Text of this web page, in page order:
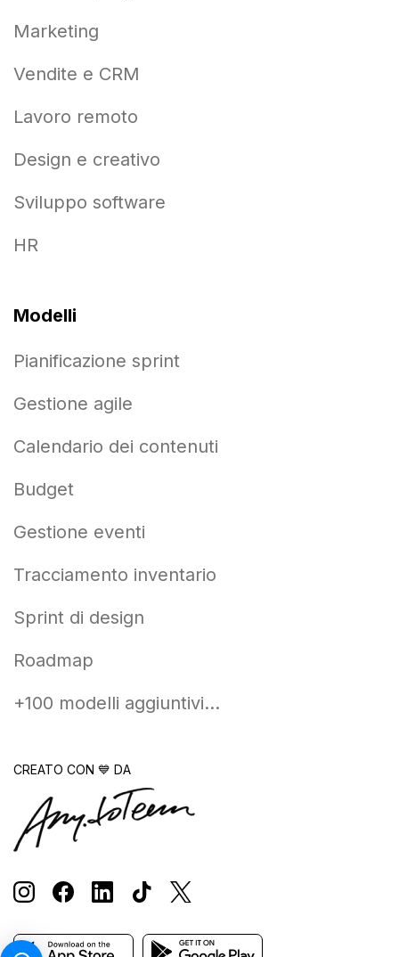
Marketing
Vendite e CRM
Lavoro remoto
Design e creativo
Sviluppo software
HR
Modelli
Pianificazione sprint
Gestione agile
Calendario dei contenuti
Budget
Gestione eventi
Tracciamento inventario
Sprint di design
Roadmap
+100 modelli aggiuntivi...
CREATO CON 💙 DA